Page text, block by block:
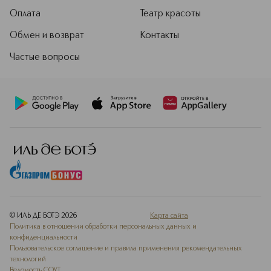
Оплата
Обмен и возврат
Частые вопросы
Театр красоты
Контакты
© ИЛЬ ДЕ БОТЭ 2026
Карта сайта
Политика в отношении обработки персональных данных и
конфиденциальности
Пользовательское соглашение и правила применения рекомендательных
технологий